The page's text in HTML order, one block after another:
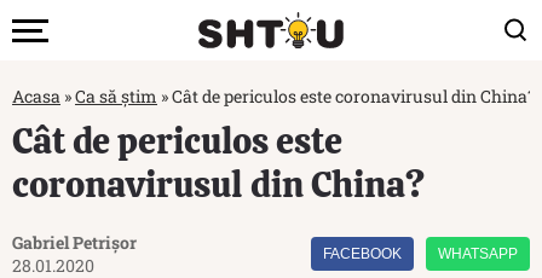
Acasa »Ca să știm »Cât de periculos este coronavirusul din China?
Cât de periculos este
coronavirusul din China?
Gabriel Petrișor
28.01.2020
FACEBOOK WHATSAPP